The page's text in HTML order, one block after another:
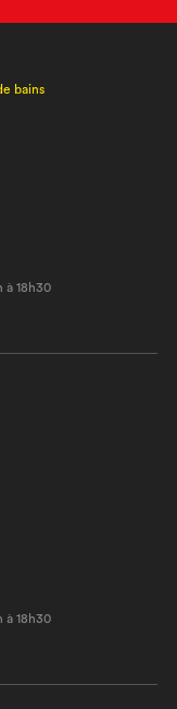
bains
à 18h30
à 18h30